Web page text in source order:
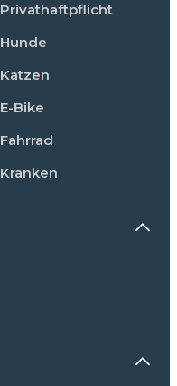
Privathaftpflicht
Hunde
Katzen
E-Bike
Fahrrad
Kranken